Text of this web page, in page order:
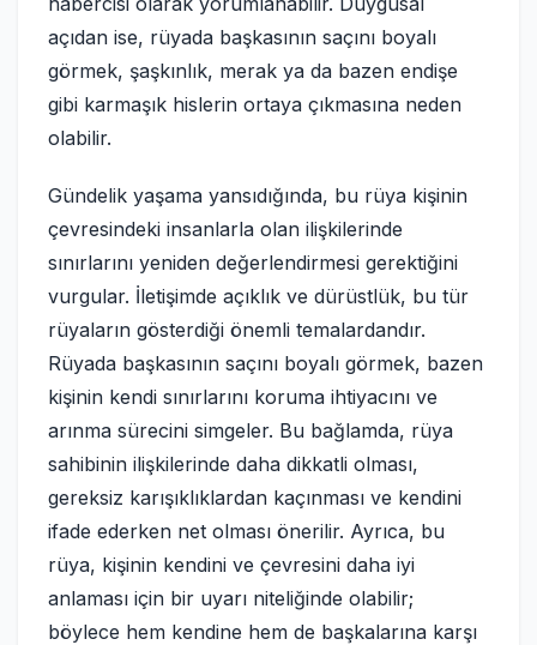
açıdan ise, rüyada başkasının saçını boyalı
görmek, şaşkınlık, merak ya da bazen endişe
gibi karmaşık hislerin ortaya çıkmasına neden
olabilir.
Gündelik yaşama yansıdığında, bu rüya kişinin
çevresindeki insanlarla olan ilişkilerinde
sınırlarını yeniden değerlendirmesi gerektiğini
vurgular. İletişimde açıklık ve dürüstlük, bu tür
rüyaların gösterdiği önemli temalardandır.
Rüyada başkasının saçını boyalı görmek, bazen
kişinin kendi sınırlarını koruma ihtiyacını ve
arınma sürecini simgeler. Bu bağlamda, rüya
sahibinin ilişkilerinde daha dikkatli olması,
gereksiz karışıklıklardan kaçınması ve kendini
ifade ederken net olması önerilir. Ayrıca, bu
rüya, kişinin kendini ve çevresini daha iyi
anlaması için bir uyarı niteliğinde olabilir;
böylece hem kendine hem de başkalarına karşı